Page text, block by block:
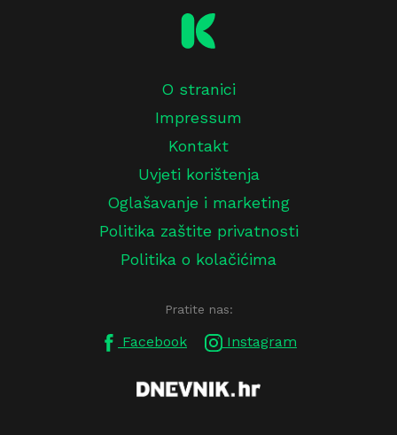
O stranici
Impressum
Kontakt
Uvjeti korištenja
Oglašavanje i marketing
Politika zaštite privatnosti
Politika o kolačićima
Pratite nas:
Facebook Instagram